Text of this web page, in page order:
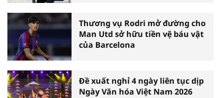
Thương vụ Rodri mở đường cho
Man Utd sở hữu tiền vệ báu vật
của Barcelona
Đề xuất nghỉ 4 ngày liên tục dịp
Ngày Văn hóa Việt Nam 2026